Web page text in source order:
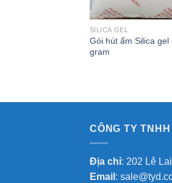
SILICA GEL
Gói hút ẩm Silica gel
gram
CÔNG TY TNHH
Địa chỉ: 202 Lê
Email :